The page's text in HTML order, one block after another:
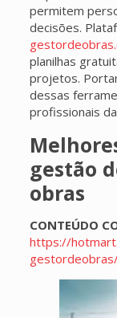
permitem
decisões.
planilhas
projetos.
dessas
profissionais
gestão
obras
CONTEÚDO
https://